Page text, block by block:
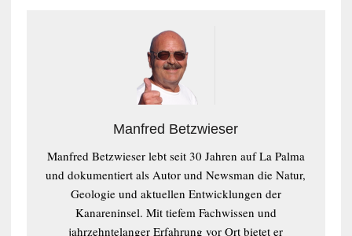
Manfred Betzwieser
Manfred Betzwieser lebt seit 30 Jahren auf La Palma
und dokumentiert als Autor und Newsman die Natur,
Geologie und aktuellen Entwicklungen der
Kanareninsel. Mit tiefem Fachwissen und
jahrzehntelanger Erfahrung vor Ort bietet er